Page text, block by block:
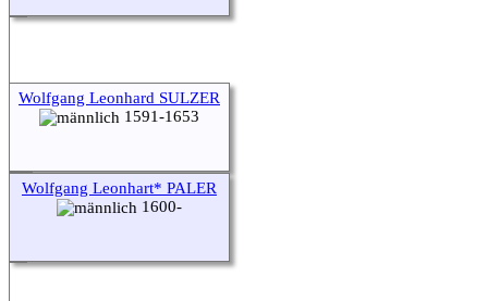
Wolfgang Leonhard SULZER
1591-1653
Wolfgang Leonhart* PALER
1600-